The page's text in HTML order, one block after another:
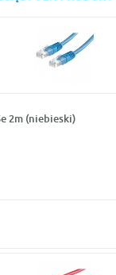
2m (niebieski)